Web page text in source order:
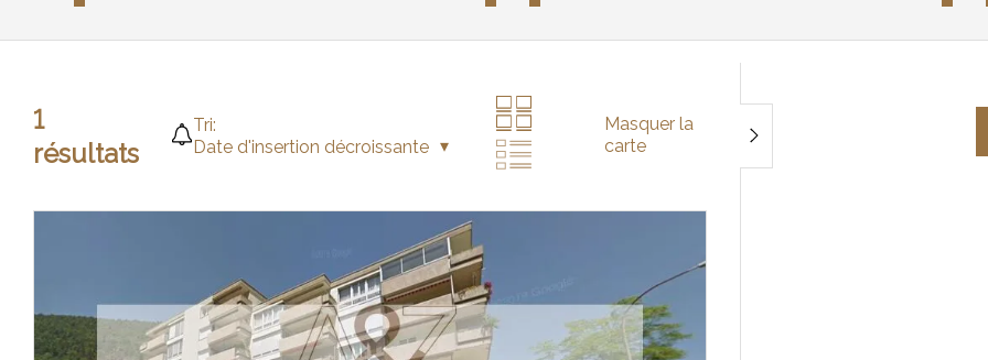
1
résultats
Tri:
Date d'insertion décroissante
Masquer la
carte